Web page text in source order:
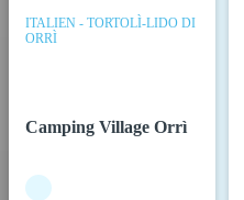
ITALIEN - TORTOLÌ-LIDO DI
ORRÌ
Camping Village Orrì